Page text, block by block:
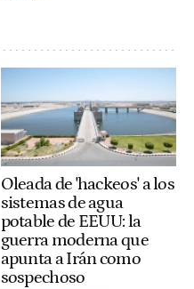
Oleada de 'hackeos' a los
sistemas de agua
potable de EEUU: la
guerra moderna que
apunta a Irán como
sospechoso